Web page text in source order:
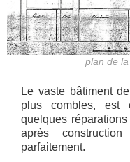
plan de
Le vaste bâtiment
plus combles, est
quelques
après
parfaitement.